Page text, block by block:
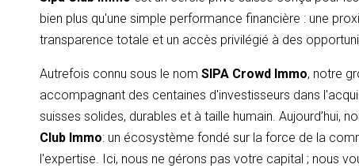
bien plus qu'une simple performance financière : une
transparence totale et un accès privilégié à des
Autrefois connu sous le nom SIPA Crowd Immo, notre
accompagnant des centaines d'investisseurs dans
suisses solides, durables et à taille humain. Aujourd’hui,
Club Immo: un écosystème fondé sur la force de la
l'expertise. Ici, nous ne gérons pas votre capital ; nous